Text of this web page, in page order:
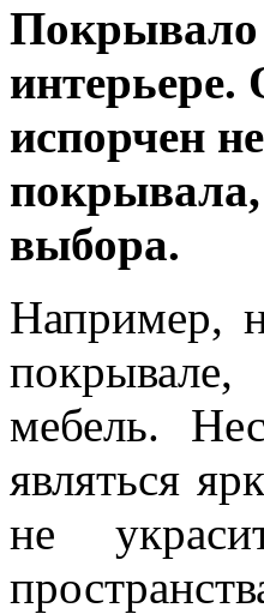
Покрывало
интерьере.
испорчен
выбора.
Например,
покрывале,
мебель.
являться
не